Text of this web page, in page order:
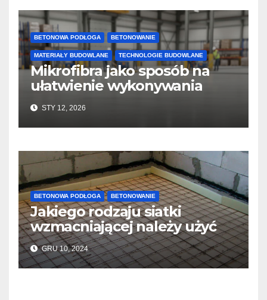
BETONOWA PODŁOGA BETONOWANIE
MATERIAŁY BUDOWLANE TECHNOLOGIE BUDOWLANE
Mikrofibra jako sposób na
ułatwienie wykonywania
posadzek betonowych i
konstrukcji
STY 12, 2026
BETONOWA PODŁOGA BETONOWANIE
Jakiego rodzaju siatki
wzmacniającej należy użyć
do wylewek podłogowych?
GRU 10, 2024